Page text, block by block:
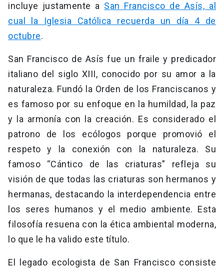
incluye justamente a San Francisco de Asís, al
cual la Iglesia Católica recuerda un día 4 de
octubre.
San Francisco de Asís fue un fraile y predicador
italiano del siglo XIII, conocido por su amor a la
naturaleza. Fundó la Orden de los Franciscanos y
es famoso por su enfoque en la humildad, la paz
y la armonía con la creación. Es considerado el
patrono de los ecólogos porque promovió el
respeto y la conexión con la naturaleza. Su
famoso “Cántico de las criaturas” refleja su
visión de que todas las criaturas son hermanos y
hermanas, destacando la interdependencia entre
los seres humanos y el medio ambiente. Esta
filosofía resuena con la ética ambiental moderna,
lo que le ha valido este título.
El legado ecologista de San Francisco consiste